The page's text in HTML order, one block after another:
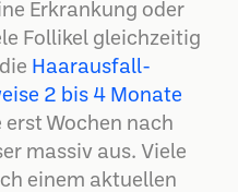
Erkrankung oder
Follikel gleichzeitig
Haarausfall-
2 bis 4 Monate
Wochen nach
massiv aus. Viele
einem aktuellen